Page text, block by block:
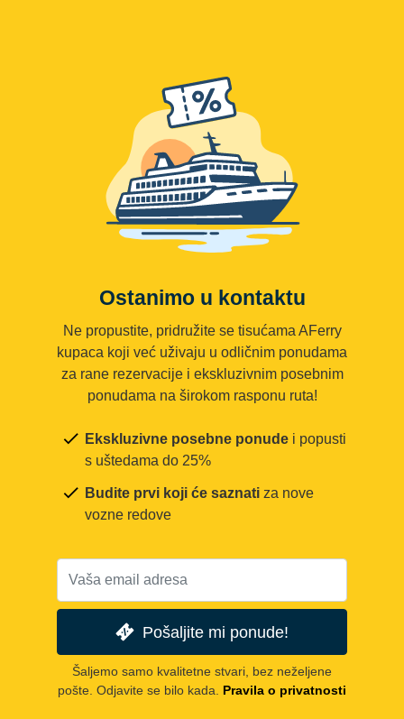
Ostanimo u kontaktu
Ne propustite, pridružite se tisućama AFerry
kupaca koji već uživaju u odličnim ponudama
za rane rezervacije i ekskluzivnim posebnim
ponudama na širokom rasponu ruta!
Ekskluzivne posebne ponude i popusti
s uštedama do 25%
Budite prvi koji će saznati za nove
vozne redove
Pošaljite mi ponude!
Šaljemo samo kvalitetne stvari, bez neželjene
pošte. Odjavite se bilo kada. Pravila o privatnosti